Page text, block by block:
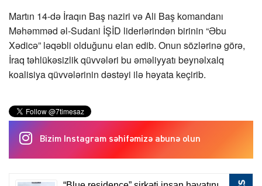
Martın 14-də İraqın Baş naziri və Ali Baş komandanı
Məhəmməd əl-Sudani İŞİD liderlərindən birinin “Əbu
Xədicə” ləqəbli olduğunu elan edib. Onun sözlərinə görə,
İraq təhlükəsizlik qüvvələri bu əməliyyatı beynəlxalq
koalisiya qüvvələrinin dəstəyi ilə həyata keçirib.
Bizim Instagram səhifəmizə abunə olun